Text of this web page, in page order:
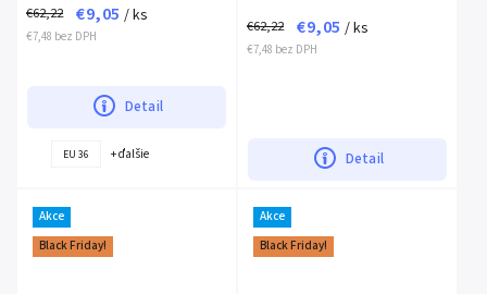
€7,48 bez DPH
€62,22 €9,05 / ks
Detail
EU 36 + ďalšie
€7,48 bez DPH
€62,22 €9,05 / ks
Detail
Akce
Black Friday!
Akce
Black Friday!